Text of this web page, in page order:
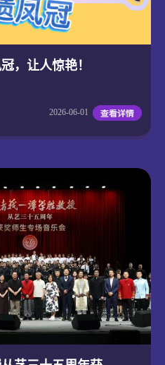
，让人惊艳！
2026-06-01